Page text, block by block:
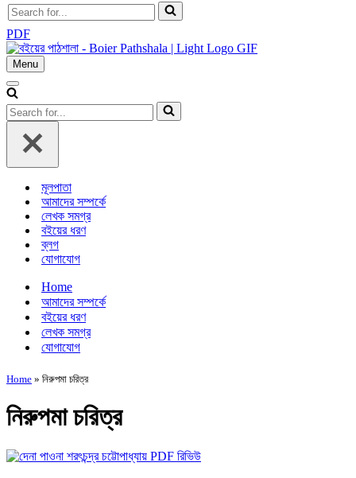
Search
for...
PDF
Menu
Navigation
Navigation
Menu
Search
for...
মূলপাতা
আমাদের সম্পর্কে
লেখক সমগ্র
বইয়ের ধরণ
ব্লগ
যোগাযোগ
Home
আমাদের সম্পর্কে
বইয়ের ধরণ
লেখক সমগ্র
যোগাযোগ
Home » নিরুপমা চরিত্র
নিরুপমা চরিত্র